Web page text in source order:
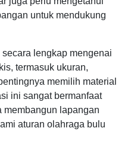
untuk mendukung
lengkap mengenai
termasuk ukuran,
memilih material
ini sangat bermanfaat
membangun lapangan
aturan olahraga bulu